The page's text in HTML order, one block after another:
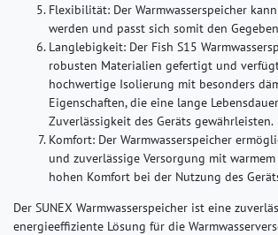
Flexibilität: Der Warmwasserspeicher
werden und passt sich somit den
Langlebigkeit: Der Fish S15
robusten Materialien gefertigt und
hochwertige Isolierung mit besonders
Eigenschaften, die eine lange
Zuverlässigkeit des Geräts gewährleisten.
Komfort: Der Warmwasserspeicher
und zuverlässige Versorgung mit warmem
hohen Komfort bei der Nutzung des
Der SUNEX Warmwasserspeicher ist eine
energieeffiziente Lösung für die